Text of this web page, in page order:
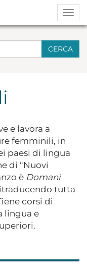
CERCA
e lavora a
femminili, in
paesi di lingua
di “Nuovi
è Domani
tutta
corsi di
lingua e